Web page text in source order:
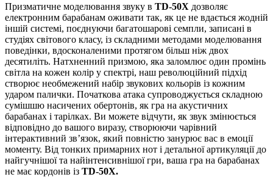
Призматичне моделювання звуку в TD-50X дозволяє
електронним барабанам оживати так, як це не вдається жодній
іншій системі, поєднуючи багатошарові семпли, записані в
студіях світового класу, із складними методами моделювання
поведінки, вдосконаленими протягом більш ніж двох
десятиліть. Натхненний призмою, яка заломлює один промінь
світла на кожен колір у спектрі, наш революційний підхід
створює необмежений набір звукових кольорів із кожним
ударом палички. Початкова атака супроводжується складною
сумішшю насичених обертонів, як гра на акустичних
барабанах і тарілках. Ви можете відчути, як звук змінюється
відповідно до вашого виразу, створюючи чарівний
інтерактивний зв’язок, який повністю занурює вас в емоції
моменту. Від тонких примарних нот і детальної артикуляції до
найгучнішої та найінтенсивнішої гри, ваша гра на барабанах
не має кордонів із TD-50X.